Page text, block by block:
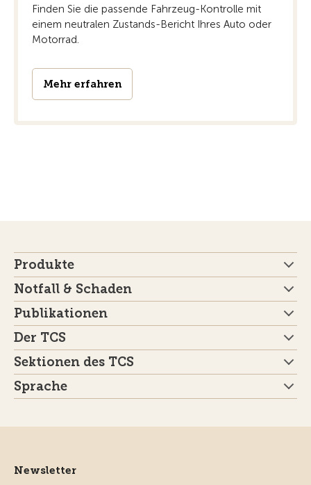
Finden Sie die passende Fahrzeug-Kontrolle mit
einem neutralen Zustands-Bericht Ihres Auto oder
Motorrad.
Mehr erfahren
Produkte
Notfall & Schaden
Publikationen
Der TCS
Sektionen des TCS
Sprache
Newsletter